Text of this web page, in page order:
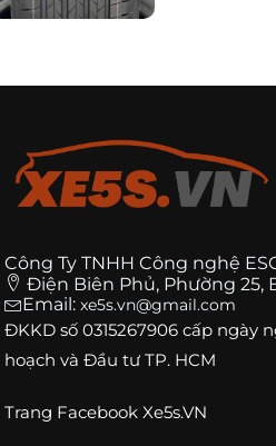
Công Ty TNHH Công nghệ
Điện Biên Phủ, Phường 25,
Email: xe5s.vn@gmail.com
ĐKKD số 0315267906 cấp ngày
hoạch và Đầu tư TP. HCM
Trang Facebook Xe5s.VN